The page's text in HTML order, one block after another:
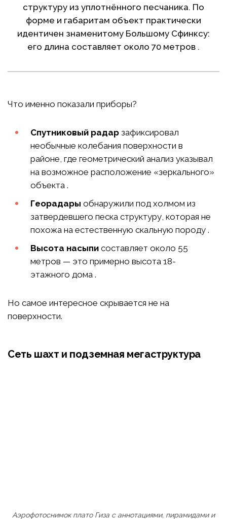
структуру из уплотнённого песчаника. По
форме и габаритам объект практически
идентичен знаменитому Большому Сфинксу:
его длина составляет около 70 метров .
Что именно показали приборы?
Спутниковый радар зафиксировал
необычные колебания поверхности в
районе, где геометрический анализ указывал
на возможное расположение «зеркального»
объекта .
Георадары обнаружили под холмом из
затвердевшего песка структуру, которая не
похожа на естественную скальную породу .
Высота насыпи составляет около 55
метров — это примерно высота 18-
этажного дома .
Но самое интересное скрывается не на
поверхности.
Сеть шахт и подземная мегаструктура
Аэрофотоснимок плато Гиза с аннотациями, пирамидами и